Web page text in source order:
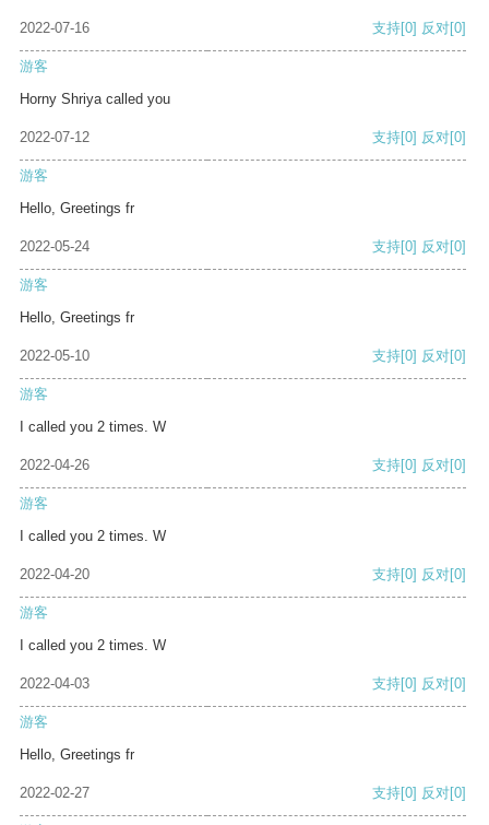
2022-07-16 支持[0] 反对[0]
游客
Horny Shriya called you
2022-07-12 支持[0] 反对[0]
游客
Hello, Greetings fr
2022-05-24 支持[0] 反对[0]
游客
Hello, Greetings fr
2022-05-10 支持[0] 反对[0]
游客
I called you 2 times. W
2022-04-26 支持[0] 反对[0]
游客
I called you 2 times. W
2022-04-20 支持[0] 反对[0]
游客
I called you 2 times. W
2022-04-03 支持[0] 反对[0]
游客
Hello, Greetings fr
2022-02-27 支持[0] 反对[0]